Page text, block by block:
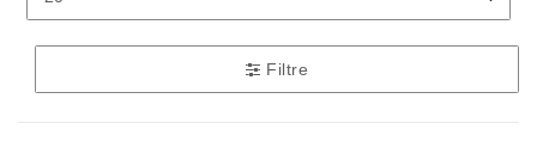
Filtre